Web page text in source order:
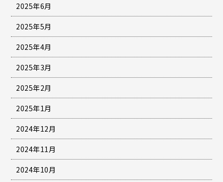
2025年6月
2025年5月
2025年4月
2025年3月
2025年2月
2025年1月
2024年12月
2024年11月
2024年10月